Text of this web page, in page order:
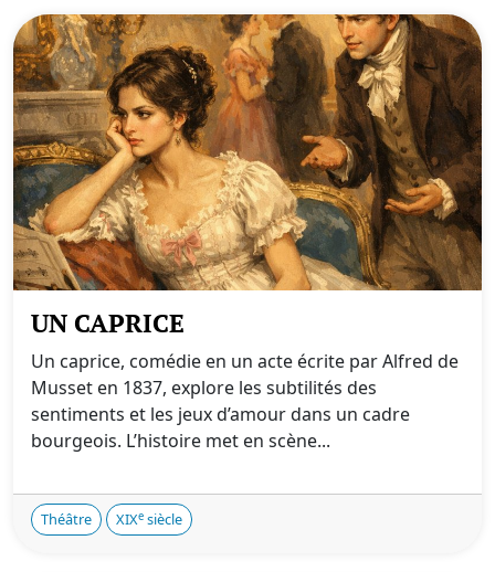
UN CAPRICE
Un caprice, comédie en un acte écrite par Alfred de
Musset en 1837, explore les subtilités des
sentiments et les jeux d’amour dans un cadre
bourgeois. L’histoire met en scène...
Théâtre XIXe siècle